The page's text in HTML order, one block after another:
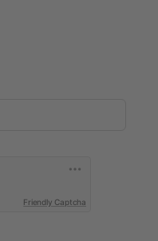
Friendly Captcha